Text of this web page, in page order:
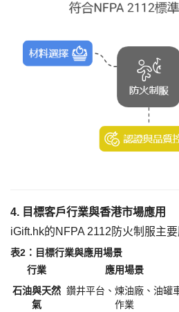
4. 目標客戶行業與香港市場應用
iGift.hk的NFPA 2112防火制服主要
表2 ：目標行業與應用場景
行業
應用場景
石油與天然
氣
鑽井平台、煉油廠、油罐
作業